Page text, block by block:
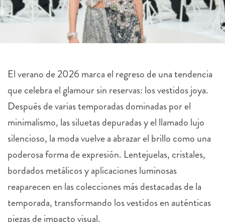
que celebra el glamour sin reservas: los vestidos joya.
Después de varias temporadas dominadas por el
minimalismo, las siluetas depuradas y el llamado lujo
silencioso, la moda vuelve a abrazar el brillo como una
poderosa forma de expresión. Lentejuelas, cristales,
bordados metálicos y aplicaciones luminosas
reaparecen en las colecciones más destacadas de la
temporada, transformando los vestidos en auténticas
piezas de impacto visual.